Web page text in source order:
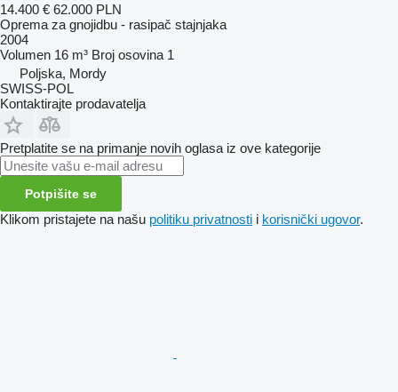
14.400 € 62.000 PLN
Oprema za gnojidbu - rasipač stajnjaka
2004
Volumen 16 m³ Broj osovina 1
Poljska, Mordy
SWISS-POL
Kontaktirajte prodavatelja
Pretplatite se na primanje novih oglasa iz ove kategorije
Potpišite se
Klikom pristajete na našu politiku privatnosti i korisnički ugovor.